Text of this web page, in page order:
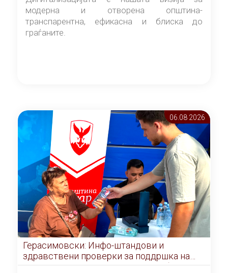
модерна и отворена општина-
транспарентна, ефикасна и блиска до
граѓаните.
06.08 2026
Герасимовски: Инфо-штандови и
здравствени проверки за поддршка на
граѓаните во услови на топлотен бран